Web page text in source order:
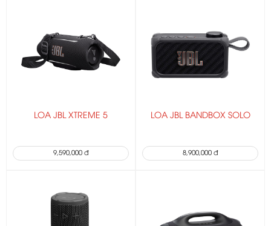
LOA JBL XTREME 5
9,590,000 đ
LOA JBL BANDBOX SOLO
8,900,000 đ